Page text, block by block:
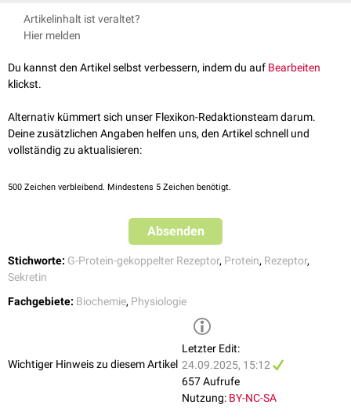
zur Aktivierung derProteinkinase A
exokrineSekretion von
Sekretinrezeptor dieMagensäureproduktionund dieMagenentleerung
GeneCards – SCTR , abgerufen am 27.06.2025
Artikelinhalt ist veraltet?
Hier melden
Du kannst den Artikel selbst verbessern, indem du auf Bearbeiten
klickst.
Alternativ kümmert sich unser Flexikon-Redaktionsteam darum.
Deine zusätzlichen Angaben helfen uns, den Artikel schnell und
vollständig zu aktualisieren:
500 Zeichen verbleibend. Mindestens 5 Zeichen benötigt.
Absenden
Stichworte: G-Protein-gekoppelter Rezeptor, Protein, Rezeptor,
Sekretin
Fachgebiete: Biochemie, Physiologie
Wichtiger Hinweis zu diesem Artikel
Letzter Edit:
24.09.2025, 15:12
657 Aufrufe
Nutzung: BY-NC-SA